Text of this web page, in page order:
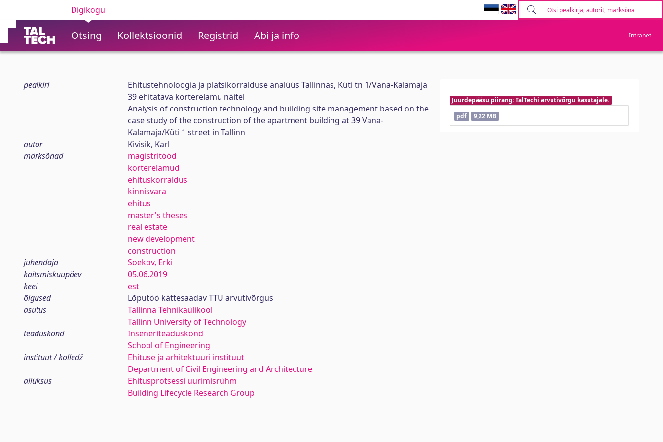
Digikogu
Otsing Kollektsioonid Registrid Abi ja info Intranet
pealkiri
Ehitustehnoloogia ja platsikorralduse analüüs Tallinnas, Küti tn 1/Vana-Kalamaja
39 ehitatava korterelamu näitel
Analysis of construction technology and building site management based on the
case study of the construction of the apartment building at 39 Vana-
Kalamaja/Küti 1 street in Tallinn
autor
Kivisik, Karl
märksõnad
magistritööd
korterelamud
ehituskorraldus
kinnisvara
ehitus
master's theses
real estate
new development
construction
juhendaja
Soekov, Erki
kaitsmiskuupäev
05.06.2019
keel
est
õigused
Lõputöö kättesaadav TTÜ arvutivõrgus
asutus
Tallinna Tehnikaülikool
Tallinn University of Technology
teaduskond
Inseneriteaduskond
School of Engineering
instituut / kolledž
Ehituse ja arhitektuuri instituut
Department of Civil Engineering and Architecture
allüksus
Ehitusprotsessi uurimisrühm
Building Lifecycle Research Group
Juurdepääsu piirang: TalTechi arvutivõrgu kasutajale.
pdf
9,22 MB